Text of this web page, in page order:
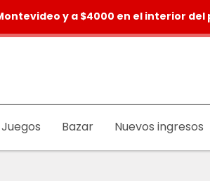
y a $4000 en el interior del
Juegos Bazar Nuevos ingresos